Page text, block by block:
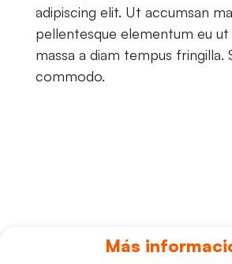
Más
adipiscing elit. Ut accumsan
pellentesque elementum eu
massa a diam tempus fringilla.
commodo.